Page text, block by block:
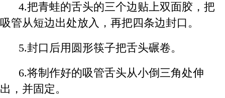
4.把青蛙的舌头的三个边贴上双面胶，把
吸管从短边出处放入，再把四条边封口。
5.封口后用圆形筷子把舌头碾卷。
6.将制作好的吸管舌头从小倒三角处伸
出，并固定。